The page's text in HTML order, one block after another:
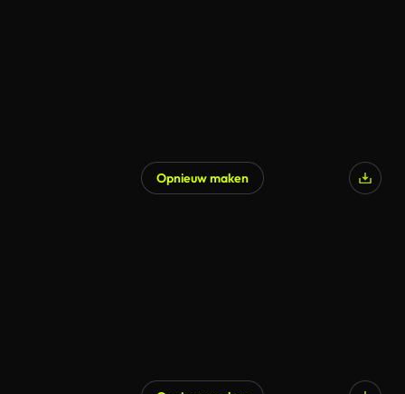
Opnieuw maken